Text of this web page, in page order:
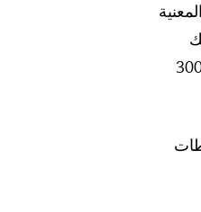
أكسي جين المعنية
التساقط السنوي، ولو لثلاث سنوات متتالية، وبمعدل تساقط يفوق 1000 مللي شمالًا، وبين 300